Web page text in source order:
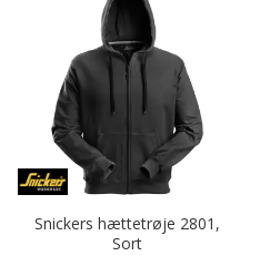
Snickers hættetrøje 2801,
Sort